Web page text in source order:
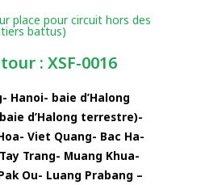
place pour circuit hors des
battus)
: XSF-0016
Hanoi- baie d’Halong
d’Halong terrestre)-
Viet Quang- Bac Ha-
Trang- Muang Khua-
Ou- Luang Prabang –